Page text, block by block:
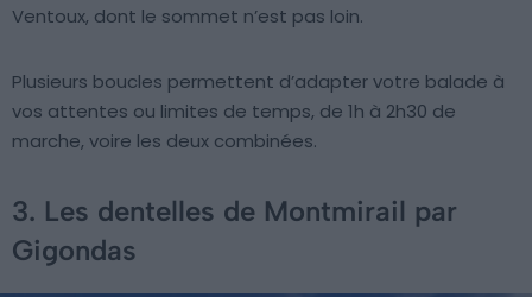
Ventoux, dont le sommet n’est pas loin.
Plusieurs boucles permettent d’adapter votre balade à
vos attentes ou limites de temps, de 1h à 2h30 de
marche, voire les deux combinées.
3. Les dentelles de Montmirail par
Gigondas